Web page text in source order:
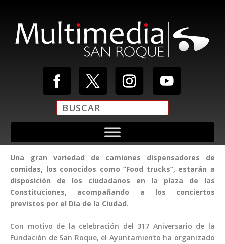
Una gran variedad de camiones dispensadores de
comidas, los conocidos como “Food trucks”, estarán a
disposición de los ciudadanos en la plaza de las
Constituciones, acompañando a los conciertos
previstos por el Día de la Ciudad.
Con motivo de la celebración del 317 Aniversario de la
Fundación de San Roque, el Ayuntamiento ha organizado